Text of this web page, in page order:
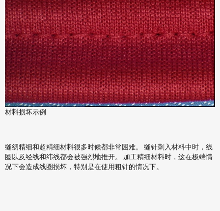
材料损坏示例
缝纫精细和超精细材料很多时候都非常困难。 缝针刺入材料中时，线
圈以及经线和纬线都会被强烈地推开。 加工精细材料时，这在极端情
况下会造成线圈损坏，特别是在使用粗针的情况下。